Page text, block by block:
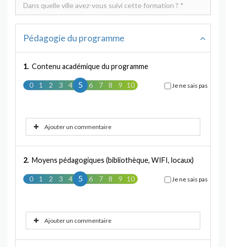
Pédagogie du programme
1. Contenu académique du programme
5
0 1 2 3 4 5 6 7 8 9 10 Je ne sais pas
Ajouter un commentaire
2. Moyens pédagogiques (bibliothèque, WIFI, locaux)
5
0 1 2 3 4 5 6 7 8 9 10 Je ne sais pas
Ajouter un commentaire